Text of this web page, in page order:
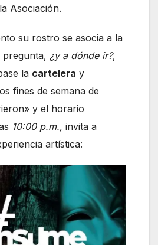
Asociación.
su rostro se asocia a la
¿y a dónde ir?,
la cartelera y
fines de semana de
y el horario
10:00 p.m., invita a
artística: